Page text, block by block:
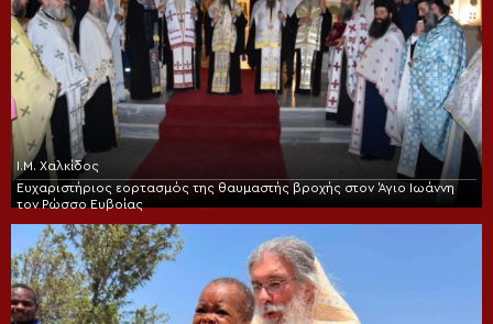
Ι.Μ. Χαλκίδος
Ευχαριστήριος εορτασμός της θαυμαστής βροχής στον Άγιο Ιωάννη
τον Ρώσσο Ευβοίας